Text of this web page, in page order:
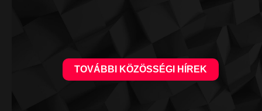
TOVÁBBI KÖZÖSSÉGI HÍREK